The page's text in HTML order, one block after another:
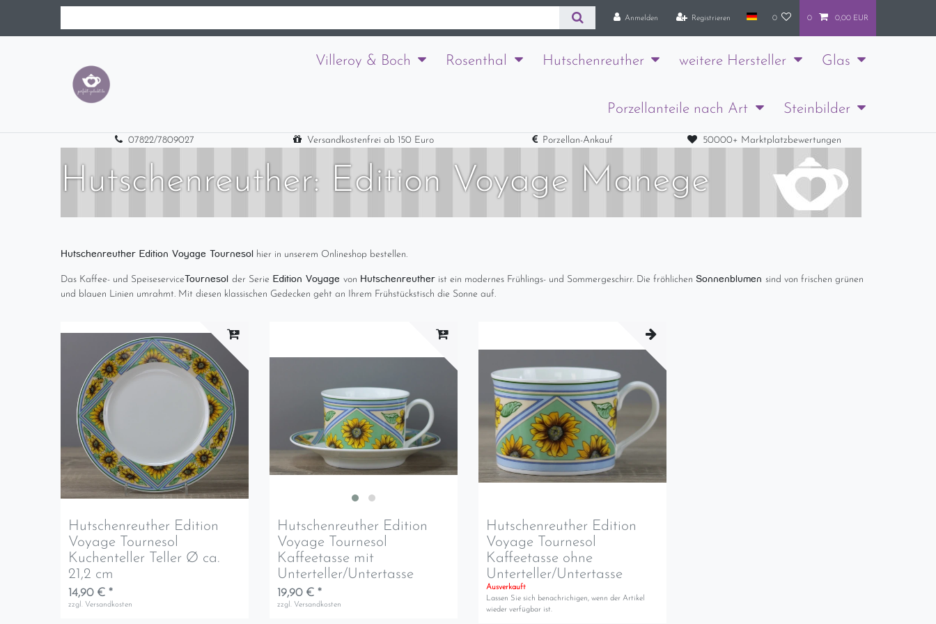
Anmelden Registrieren 0 0 0,00 EUR
Villeroy & Boch Rosenthal Hutschenreuther weitere Hersteller Glas
Porzellanteile nach Art Steinbilder
07822/7809027 Versandkostenfrei ab 150 Euro Porzellan-Ankauf 50000+ Marktplatzbewertungen
Hutschenreuther: Edition Voyage Manege
Hutschenreuther Edition Voyage Tournesol hier in unserem Onlineshop bestellen.
Das Kaffee- und SpeiseserviceTournesol der Serie Edition Voyage von Hutschenreuther ist ein modernes Frühlings- und Sommergeschirr. Die fröhlichen Sonnenblumen sind von frischen grünen
und blauen Linien umrahmt. Mit diesen klassischen Gedecken geht an Ihrem Frühstückstisch die Sonne auf.
Hutschenreuther Edition
Voyage Tournesol
Kuchenteller Teller Ø ca.
21,2 cm
14,90 € *
zzgl. Versandkosten
Hutschenreuther Edition
Voyage Tournesol
Kaffeetasse mit
Unterteller/Untertasse
19,90 € *
zzgl. Versandkosten
Hutschenreuther Edition
Voyage Tournesol
Kaffeetasse ohne
Unterteller/Untertasse
Ausverkauft
Lassen Sie sich benachrichigen, wenn der Artikel
wieder verfügbar ist.